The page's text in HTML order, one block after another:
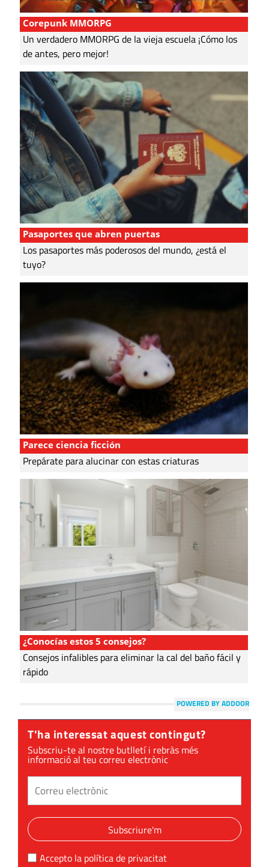
Corepunk MMORPG
Un verdadero MMORPG de la vieja escuela ¡Cómo los
de antes, pero mejor!
Pasaportes que abren puertas
Los pasaportes más poderosos del mundo, ¿está el
tuyo?
Parece ciencia ficción
Prepárate para alucinar con estas criaturas
¿Conocías estos 5 consejos?
Consejos infalibles para eliminar la cal del baño fácil y
rápido
POWERED BY ADDOOR
T'ha interessat aquest contingut?
Subscriu-te al nostre butlletí i rebràs més
informació al teu correu electrònic
Subscriure'm
Accepto la política de privacitat